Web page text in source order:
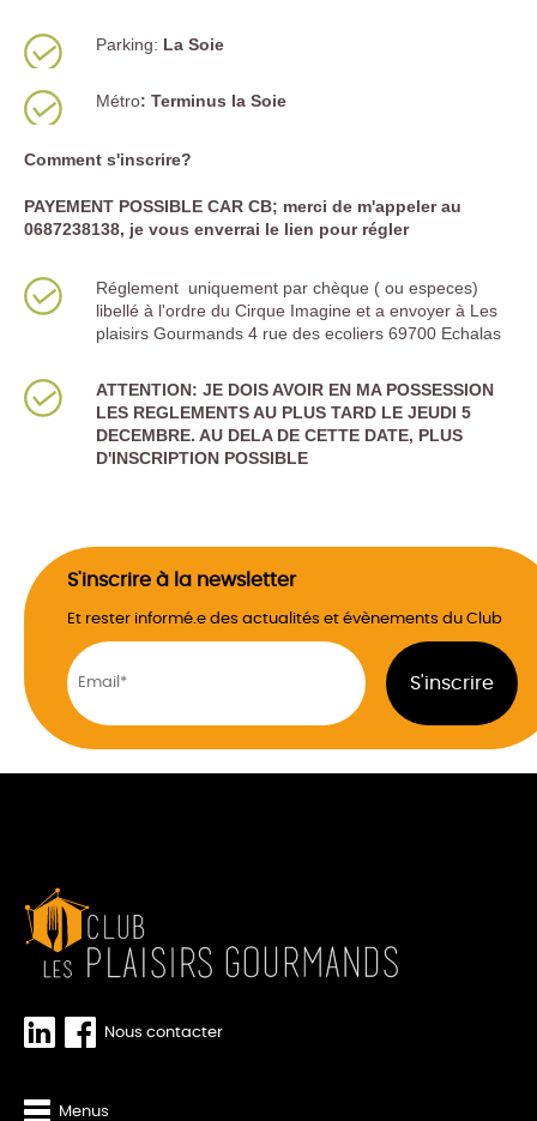
Parking: La Soie
Métro: Terminus la Soie
Comment s'inscrire?
PAYEMENT POSSIBLE CAR CB; merci de m'appeler au
0687238138, je vous enverrai le lien pour régler
Réglement uniquement par chèque ( ou especes)
libellé à l'ordre du Cirque Imagine et a envoyer à Les
plaisirs Gourmands 4 rue des ecoliers 69700 Echalas
ATTENTION: JE DOIS AVOIR EN MA POSSESSION
LES REGLEMENTS AU PLUS TARD LE JEUDI 5
DECEMBRE. AU DELA DE CETTE DATE, PLUS
D'INSCRIPTION POSSIBLE
S'inscrire à la newsletter
Et rester informé.e des actualités et évènements du Club
Nous contacter
Menus